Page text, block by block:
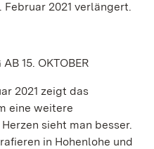
2021 verlängert.
15. OKTOBER
2021 zeigt das
eine weitere
sieht man besser.
in Hohenlohe und